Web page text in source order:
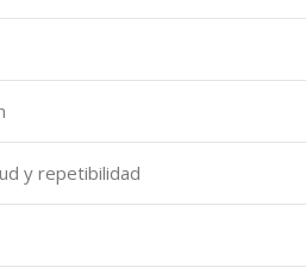
y repetibilidad